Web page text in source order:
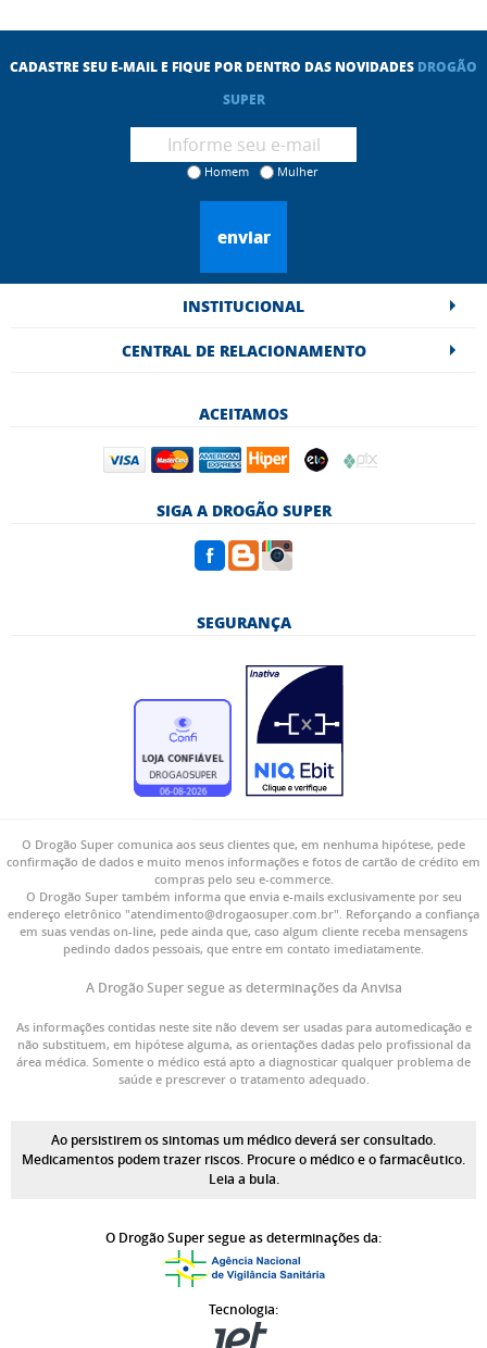
CADASTRE SEU E-MAIL E FIQUE POR DENTRO DAS NOVIDADES DROGÃO
SUPER
Homem Mulher
enviar
INSTITUCIONAL
CENTRAL DE RELACIONAMENTO
ACEITAMOS
SIGA A DROGÃO SUPER
SEGURANÇA
O Drogão Super comunica aos seus clientes que, em nenhuma hipótese, pede
confirmação de dados e muito menos informações e fotos de cartão de crédito em
compras pelo seu e-commerce.
O Drogão Super também informa que envia e-mails exclusivamente por seu
endereço eletrônico "atendimento@drogaosuper.com.br". Reforçando a confiança
em suas vendas on-line, pede ainda que, caso algum cliente receba mensagens
pedindo dados pessoais, que entre em contato imediatamente.
A Drogão Super segue as determinações da Anvisa
As informações contidas neste site não devem ser usadas para automedicação e
não substituem, em hipótese alguma, as orientações dadas pelo profissional da
área médica. Somente o médico está apto a diagnosticar qualquer problema de
saúde e prescrever o tratamento adequado.
Ao persistirem os sintomas um médico deverá ser consultado.
Medicamentos podem trazer riscos. Procure o médico e o farmacêutico.
Leia a bula.
O Drogão Super segue as determinações da:
Tecnologia: